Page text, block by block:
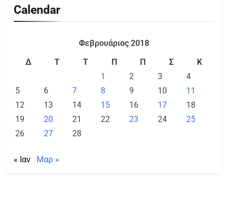
Calendar
Φεβρουάριος 2018
Δ
Τ Τ Π Π Σ
Κ
1
2 3
4
5
6 7 8 9 10
11
12
13 14 15 16 17
18
19
20 21 22 23 24
25
26
27 28
« Ιαν Μαρ »